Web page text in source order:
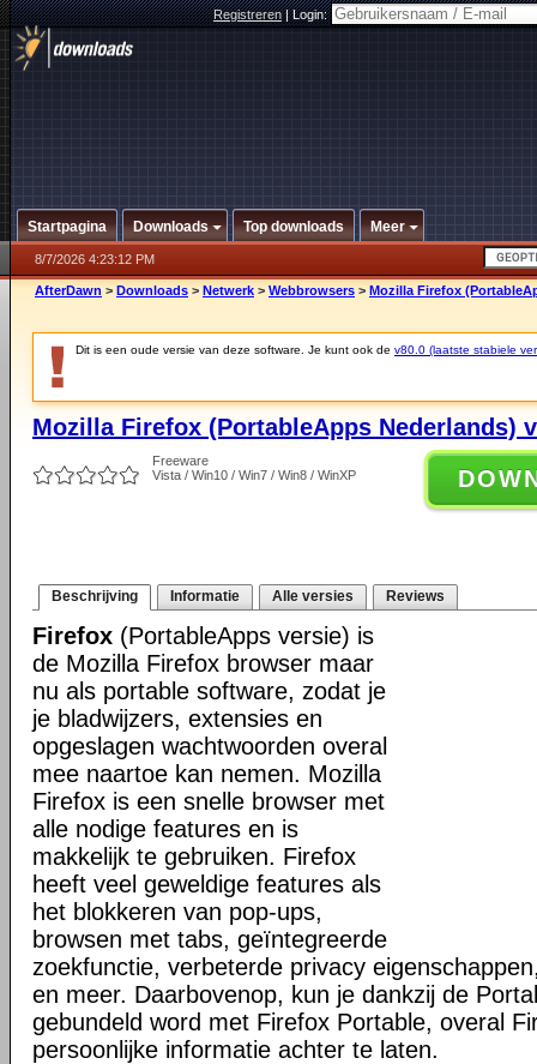
Registreren|Login:
Startpagina Downloads Top downloads Meer
8/7/2026 4:23:12 PM
AfterDawn > Downloads > Netwerk > Webbrowsers > Mozilla Firefox
Dit is een oude versie van deze software. Je kunt ook de v80.0 (laatste stabiele
Mozilla Firefox (PortableApps Nederlands)
Freeware
Vista / Win10 / Win7 / Win8 / WinXP
Beschrijving Informatie Alle versies Reviews
Firefox (PortableApps versie) is
de Mozilla Firefox browser maar
nu als portable software, zodat je
je bladwijzers, extensies en
opgeslagen wachtwoorden overal
mee naartoe kan nemen. Mozilla
Firefox is een snelle browser met
alle nodige features en is
makkelijk te gebruiken. Firefox
heeft veel geweldige features als
het blokkeren van pop-ups,
browsen met tabs, geïntegreerde
zoekfunctie, verbeterde privacy
en meer. Daarbovenop, kun je dankzij de
gebundeld word met Firefox Portable, overal
persoonlijke informatie achter te laten.